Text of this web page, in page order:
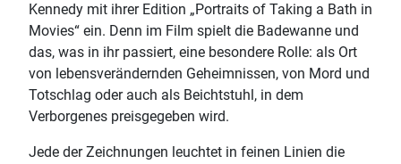
Kennedy mit ihrer Edition „Portraits of Taking a Bath in
Movies“ ein. Denn im Film spielt die Badewanne und
das, was in ihr passiert, eine besondere Rolle: als Ort
von lebensverändernden Geheimnissen, von Mord und
Totschlag oder auch als Beichtstuhl, in dem
Verborgenes preisgegeben wird.
Jede der Zeichnungen leuchtet in feinen Linien die